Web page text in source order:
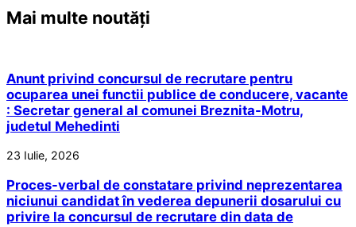
Mai multe noutăți
Anunt privind concursul de recrutare pentru
ocuparea unei functii publice de conducere, vacante
: Secretar general al comunei Breznita-Motru,
judetul Mehedinti
23 Iulie, 2026
Proces-verbal de constatare privind neprezentarea
niciunui candidat în vederea depunerii dosarului cu
privire la concursul de recrutare din data de